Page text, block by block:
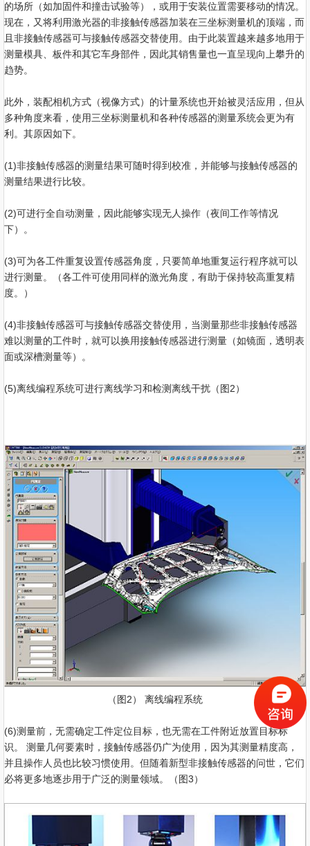
的场所（如加固件和撞击试验等），或用于安装位置需要移动的情况。
现在，又将利用激光器的非接触传感器加装在三坐标测量机的顶端，而
且非接触传感器可与接触传感器交替使用。由于此装置越来越多地用于
测量模具、板件和其它车身部件，因此其销售量也一直呈现向上攀升的
趋势。
此外，装配相机方式（视像方式）的计量系统也开始被灵活应用，但从
多种角度来看，使用三坐标测量机和各种传感器的测量系统会更为有
利。其原因如下。
(1)非接触传感器的测量结果可随时得到校准，并能够与接触传感器的
测量结果进行比较。
(2)可进行全自动测量，因此能够实现无人操作（夜间工作等情况
下）。
(3)可为各工件重复设置传感器角度，只要简单地重复运行程序就可以
进行测量。（各工件可使用同样的激光角度，有助于保持较高重复精
度。）
(4)非接触传感器可与接触传感器交替使用，当测量那些非接触传感器
难以测量的工件时，就可以换用接触传感器进行测量（如镜面，透明表
面或深槽测量等）。
(5)离线编程系统可进行离线学习和检测离线干扰（图2）
（图2） 离线编程系统
(6)测量前，无需确定工件定位目标，也无需在工件附近放置目标标
识。 测量几何要素时，接触传感器仍广为使用，因为其测量精度高，
并且操作人员也比较习惯使用。但随着新型非接触传感器的问世，它们
必将更多地逐步用于广泛的测量领域。（图3）